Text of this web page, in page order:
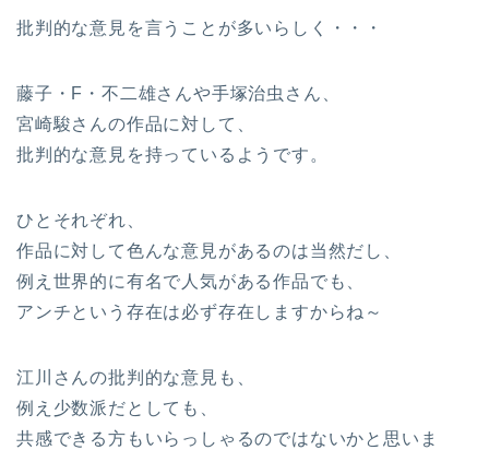
批判的な意見を言うことが多いらしく・・・
藤子・F・不二雄さんや手塚治虫さん、
宮崎駿さんの作品に対して、
批判的な意見を持っているようです。
ひとそれぞれ、
作品に対して色んな意見があるのは当然だし、
例え世界的に有名で人気がある作品でも、
アンチという存在は必ず存在しますからね～
江川さんの批判的な意見も、
例え少数派だとしても、
共感できる方もいらっしゃるのではないかと思いま